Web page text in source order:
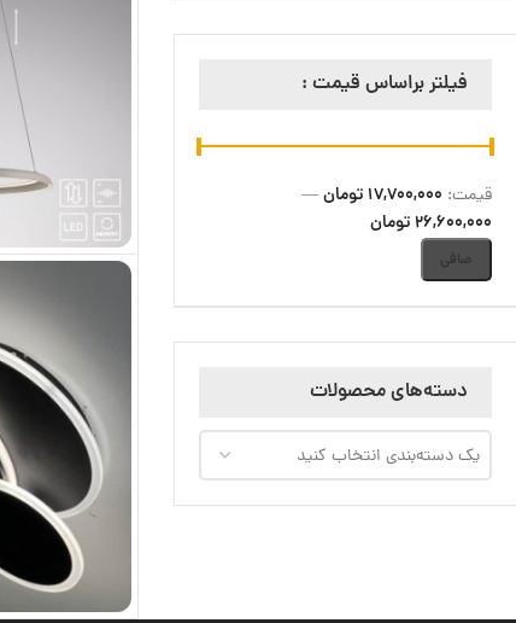
فیلتر براساس قیمت :
صافی
قيمت: 17,700,000 تومان —
26,600,000 تومان
دسته‌های محصولات
یک دسته‌بندی انتخاب کنید